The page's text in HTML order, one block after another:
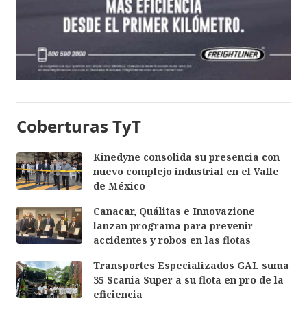
Coberturas TyT
Kinedyne consolida su presencia con
nuevo complejo industrial en el Valle
de México
Canacar, Quálitas e Innovazione
lanzan programa para prevenir
accidentes y robos en las flotas
Transportes Especializados GAL suma
35 Scania Super a su flota en pro de la
eficiencia